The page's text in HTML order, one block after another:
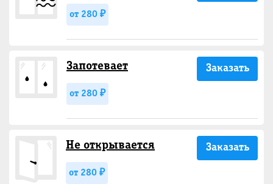
от 280 ₽
Запотевает
от 280 ₽
Заказать
Не открывается
от 280 ₽
Заказать